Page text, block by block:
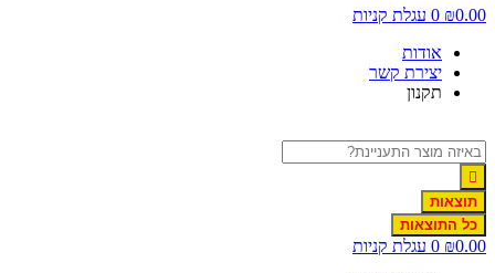
₪0.00
0 עגלת קניות
אודות
יצירת קשר
תקנון
תוצאות
כל התוצאות
₪0.00
0 עגלת קניות